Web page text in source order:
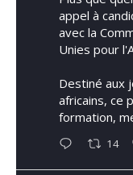
appel à
avec la
Unies pour
Destiné aux
africains, ce
formation,
14